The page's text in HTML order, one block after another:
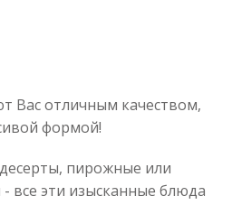
Вас отличным качеством,
формой!
пирожные или
все эти изысканные блюда